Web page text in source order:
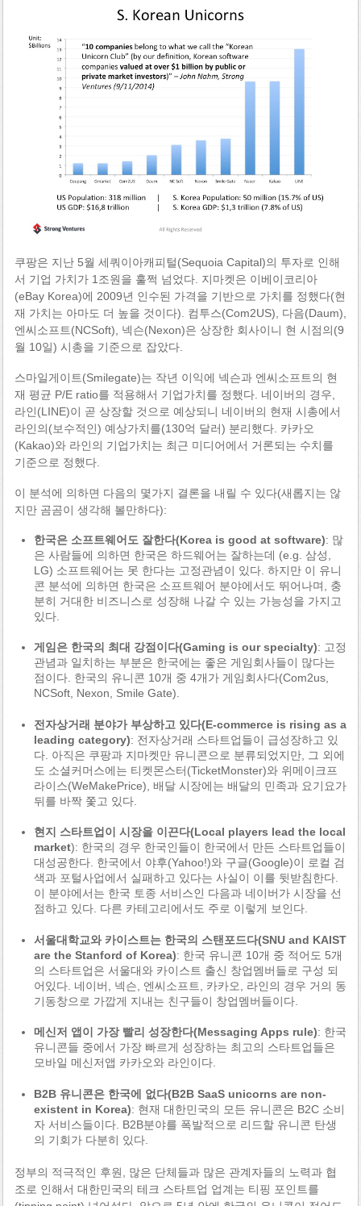
쿠팡은 지난 5월 세쿼이아캐피털(Sequoia Capital)의 투자로 인해
서 기업 가치가 1조원을 훌쩍 넘었다. 지마켓은 이베이코리아
(eBay Korea)에 2009년 인수된 가격을 기반으로 가치를 정했다(현
재 가치는 아마도 더 높을 것이다). 컴투스(Com2US), 다음(Daum),
엔씨소프트(NCSoft), 넥슨(Nexon)은 상장한 회사이니 현 시점의(9
월 10일) 시총을 기준으로 잡았다.
스마일게이트(Smilegate)는 작년 이익에 넥슨과 엔씨소프트의 현
재 평균 P/E ratio를 적용해서 기업가치를 정했다. 네이버의 경우,
라인(LINE)이 곧 상장할 것으로 예상되니 네이버의 현재 시총에서
라인의(보수적인) 예상가치를(130억 달러) 분리했다. 카카오
(Kakao)와 라인의 기업가치는 최근 미디어에서 거론되는 수치를
기준으로 정했다.
이 분석에 의하면 다음의 몇가지 결론을 내릴 수 있다(새롭지는 않
지만 곰곰이 생각해 볼만하다):
한국은 소프트웨어도 잘한다(Korea is good at software): 많
은 사람들에 의하면 한국은 하드웨어는 잘하는데 (e.g. 삼성,
LG) 소프트웨어는 못 한다는 고정관념이 있다. 하지만 이 유니
콘 분석에 의하면 한국은 소프트웨어 분야에서도 뛰어나며, 충
분히 거대한 비즈니스로 성장해 나갈 수 있는 가능성을 가지고
있다.
게임은 한국의 최대 강점이다(Gaming is our specialty): 고정
관념과 일치하는 부분은 한국에는 좋은 게임회사들이 많다는
점이다. 한국의 유니콘 10개 중 4개가 게임회사다(Com2us,
NCSoft, Nexon, Smile Gate).
전자상거래 분야가 부상하고 있다(E-commerce is rising as a
leading category): 전자상거래 스타트업들이 급성장하고 있
다. 아직은 쿠팡과 지마켓만 유니콘으로 분류되었지만, 그 외에
도 소셜커머스에는 티켓몬스터(TicketMonster)와 위메이크프
라이스(WeMakePrice), 배달 시장에는 배달의 민족과 요기요가
뒤를 바짝 쫓고 있다.
현지 스타트업이 시장을 이끈다(Local players lead the local
market): 한국의 경우 한국인들이 한국에서 만든 스타트업들이
대성공한다. 한국에서 야후(Yahoo!)와 구글(Google)이 로컬 검
색과 포털사업에서 실패하고 있다는 사실이 이를 뒷받침한다.
이 분야에서는 한국 토종 서비스인 다음과 네이버가 시장을 선
점하고 있다. 다른 카테고리에서도 주로 이렇게 보인다.
서울대학교와 카이스트는 한국의 스탠포드다(SNU and KAIST
are the Stanford of Korea): 한국 유니콘 10개 중 적어도 5개
의 스타트업은 서울대와 카이스트 출신 창업멤버들로 구성 되
어있다. 네이버, 넥슨, 엔씨소프트, 카카오, 라인의 경우 거의 동
기동창으로 가깝게 지내는 친구들이 창업멤버들이다.
메신저 앱이 가장 빨리 성장한다(Messaging Apps rule): 한국
유니콘들 중에서 가장 빠르게 성장하는 최고의 스타트업들은
모바일 메신저앱 카카오와 라인이다.
B2B 유니콘은 한국에 없다(B2B SaaS unicorns are non-
existent in Korea): 현재 대한민국의 모든 유니콘은 B2C 소비
자 서비스들이다. B2B분야를 폭발적으로 리드할 유니콘 탄생
의 기회가 다분히 있다.
정부의 적극적인 후원, 많은 단체들과 많은 관계자들의 노력과 협
조로 인해서 대한민국의 테크 스타트업 업계는 티핑 포인트를